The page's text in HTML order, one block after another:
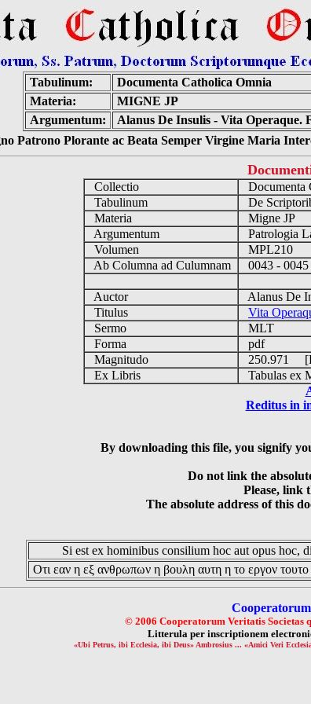
Tabulinum:
Documenta Catholica Omnia
Materia:
MIGNE JP
Argumentum:
Alanus De Insulis - Vita Operaque.
Patrono Plorante ac Beata Semper Virgine Maria
Collectio
Documenta
Tabulinum
De
Materia
Migne JP
Argumentum
Patrologia
Volumen
MPL210
Ab Columna ad Culumnam
0043 - 0045
Auctor
Alanus De
Titulus
Vita
Sermo
MLT
Forma
pdf
Magnitudo
250.971
Ex Libris
Tabulas ex
Reditus in
By downloading this file, you signify
Do not link the
Please, link
The absolute address of this
Si est ex hominibus consilium hoc aut opus hoc,
Οτι εαν η εξ ανθρωπων η βουλη αυτη η το εργον
© 2006 Cooperatorum Veritatis Societas
Litterula per inscriptionem
«Ubi Petrus, ibi Ecclesia, ibi Deus» Ambrosius ... «Amici Veri